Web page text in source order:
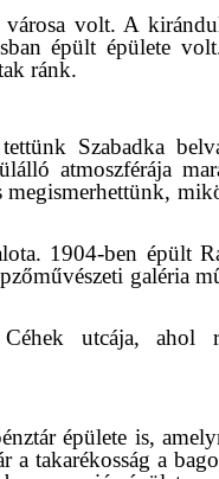
városa volt. A
épült épülete
ránk.
Szabadka
atmoszférája
megismerhettünk,
1904-ben épült
galéria
utcája, ahol
épülete is,
takarékosság a